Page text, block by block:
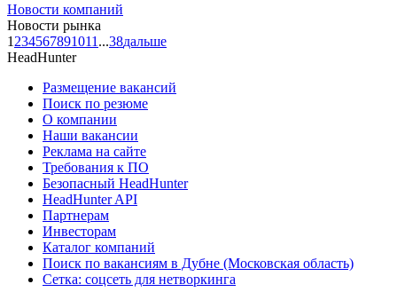
Новости компаний
Новости рынка
1 234567891011 ...38дальше
HeadHunter
Размещение вакансий
Поиск по резюме
О компании
Наши вакансии
Реклама на сайте
Требования к ПО
Безопасный HeadHunter
HeadHunter API
Партнерам
Инвесторам
Каталог компаний
Поиск по вакансиям в Дубне (Московская область)
Сетка: соцсеть для нетворкинга